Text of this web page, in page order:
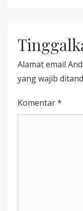
TERDEPAN
KEHIDUPAN
Alamat email
yang wajib
Komentar*